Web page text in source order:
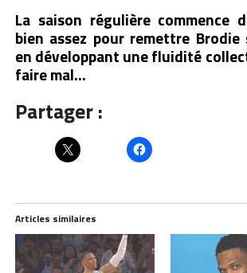
La saison régulière commence
bien assez pour remettre
en développant une fluidité
faire mal…
Partager :
Articles similaires